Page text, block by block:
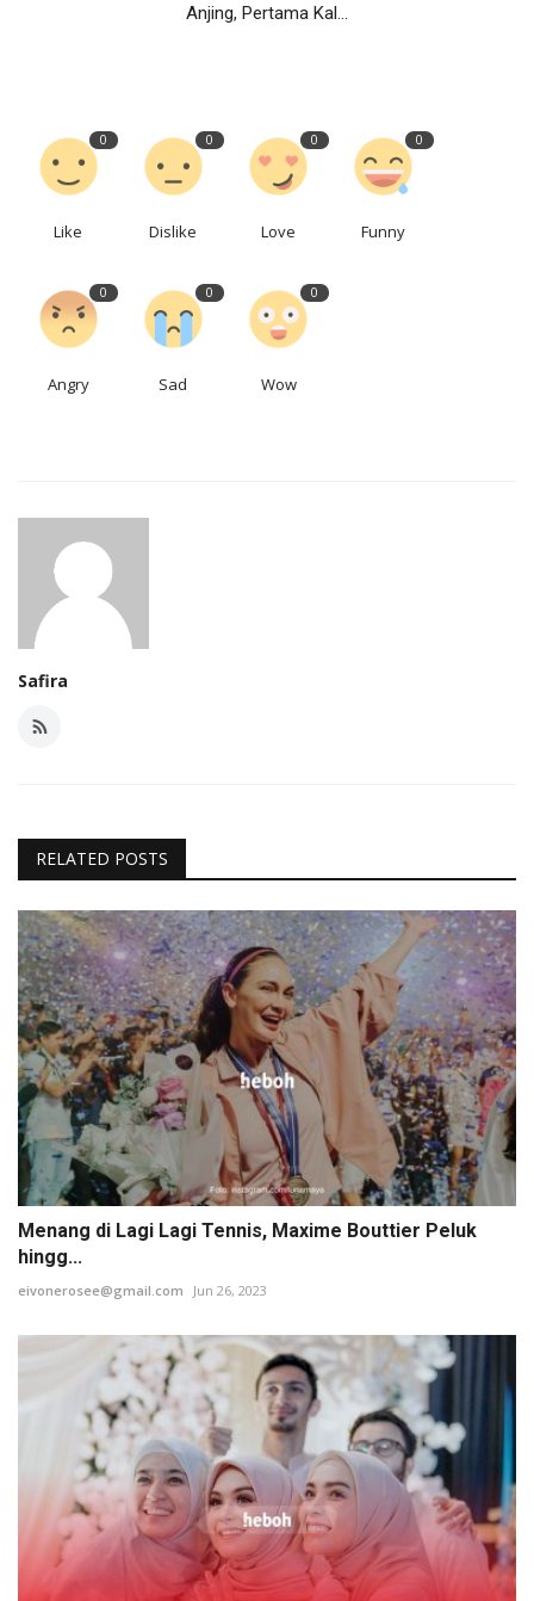
Anjing, Pertama Kal...
0
Like
0
Dislike
0
Love
0
Funny
0
Angry
0
Sad
0
Wow
Safira
RELATED POSTS
Menang di Lagi Lagi Tennis, Maxime Bouttier Peluk
hingg...
eivonerosee@gmail.com Jun 26, 2023